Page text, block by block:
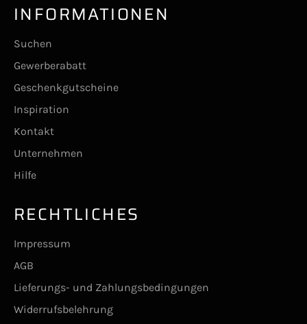
INFORMATIONEN
Suchen
Gewerberabatt
Geschenkgutscheine
Inspiration
Kontakt
Unternehmen
Hilfe
RECHTLICHES
Impressum
AGB
Lieferungs- und Zahlungsbedingungen
Widerrufsbelehrung